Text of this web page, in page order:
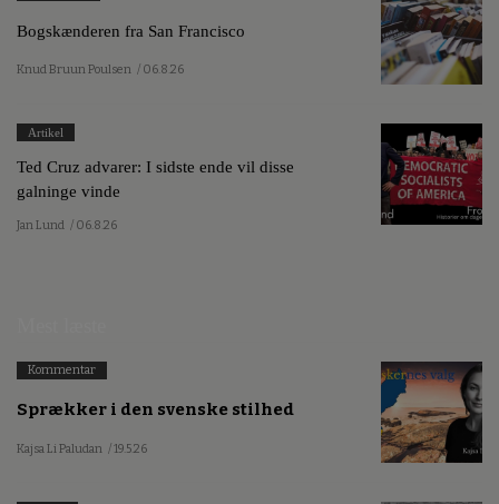
Bogskænderen fra San Francisco
Knud Bruun Poulsen / 06.8.26
Artikel
Ted Cruz advarer: I sidste ende vil disse
galninge vinde
Jan Lund / 06.8.26
Kommentar
Sprækker i den svenske stilhed
Kajsa Li Paludan / 19.5.26